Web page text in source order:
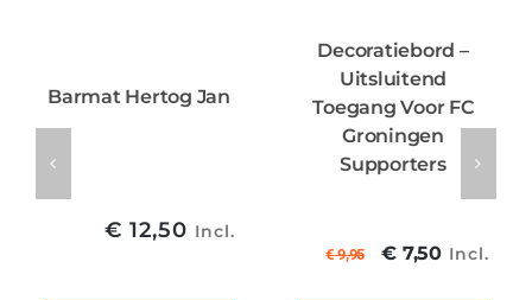
Barmat Hertog Jan
€ 12,50 Incl.
Decoratiebord –
Uitsluitend
Toegang Voor FC
Groningen
Supporters
€9,95 € 7,50 Incl.